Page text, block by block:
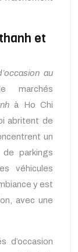
et
au
marchés
à Ho Chi
abritent de
un
parkings
véhicules
y est
avec une
d’occasion